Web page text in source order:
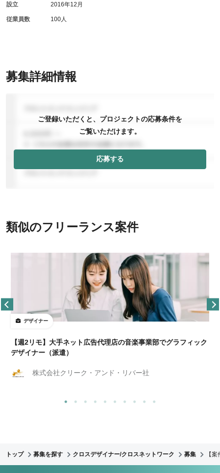
募集詳細情報
ご登録いただくと、プロジェクトの応募条件を
ご覧いただけます。
応募する
設立 2016年12月
従業員数 100人
類似のフリーランス案件
デザイナー
【週2リモ】大手ネット広告代理店の音楽事業部でグラフィック
デザイナー（派遣）
株式会社クリーク・アンド・リバー社
トップ 募集を探す クロスデザイナー/クロスネットワーク 募集 【